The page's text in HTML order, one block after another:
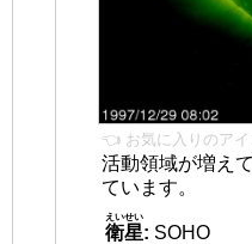
👈 お気に入りのアイ
活動領域が増え
ています。
衛星
えいせい
: SOHO